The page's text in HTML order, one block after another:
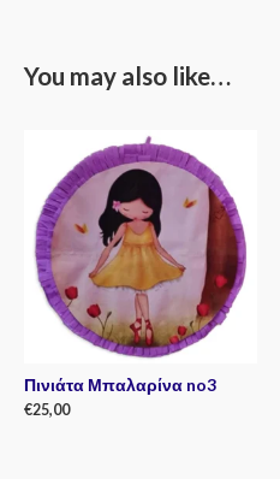
You may also like…
Πινιάτα Μπαλαρίνα no3
€25,00